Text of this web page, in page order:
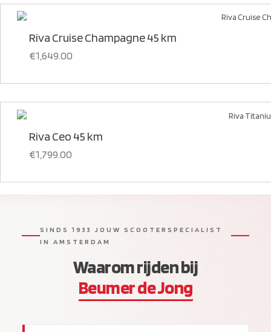
Riva Cruise Champagne 45 km
€1,649.00
Riva Ceo 45 km
€1,799.00
SINDS 1933 JOUW SCOOTERSPECIALIST
IN AMSTERDAM
Waarom rijden bij
Beumer de Jong